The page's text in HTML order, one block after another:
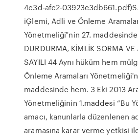
4c3d-afc2-
iĢlemi, Adli ve Önleme
Yönetmeliği‟nin 27. maddesinde
DURDURMA, KİMLİK SORMA
SAYILI 44 Aynı hüküm hem
Önleme Aramaları
maddesinde hem. 3 Eki 2013
Yönetmeliğinin 1.maddesi “Bu
amacı, kanunlarla düzenlenen
aramasına karar verme yetkisi